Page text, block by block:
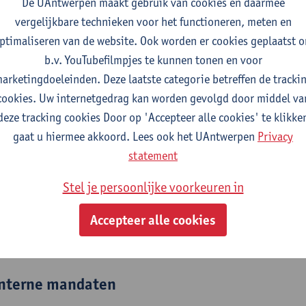
Afdeling
Departement Management
Departement Taalkunde
& functies
Bijzonder academisch personeel
Assisterend academisch pers.
mandaten
vergelijkbare technieken voor het functioneren, meten en
van de website. Ook worden er cookies geplaatst
b.v. YouTubefilmpjes te kunnen tonen en voor
Deze laatste categorie betreffen de
Uw internetgedrag kan worden gevolgd door middel
tracking cookies Door op 'Accepteer alle cookies' te
gaat u hiermee akkoord. Lees ook het UAntwerpen Privacy
statement
Stel je persoonlijke voorkeuren in
Accepteer alle cookies